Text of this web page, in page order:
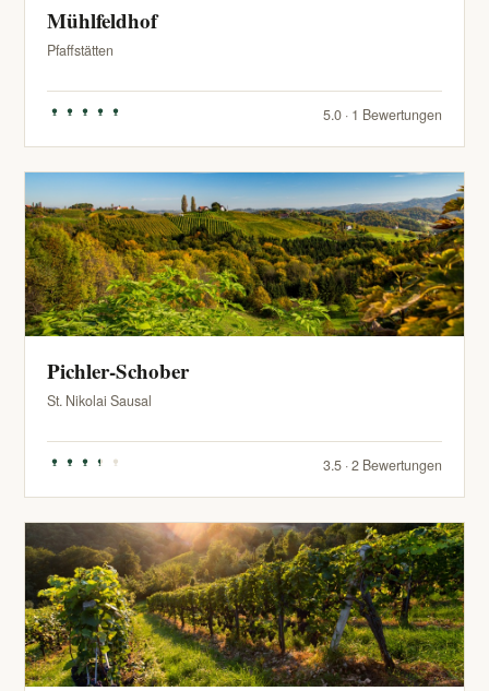
Mühlfeldhof
Pfaffstätten
5.0 · 1 Bewertungen
Pichler-Schober
St. Nikolai Sausal
3.5 · 2 Bewertungen